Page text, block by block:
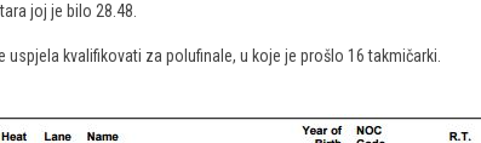
joj je bilo 28.48.
uspjela kvalifikovati za polufinale, u koje je prošlo 16 takmičarki.